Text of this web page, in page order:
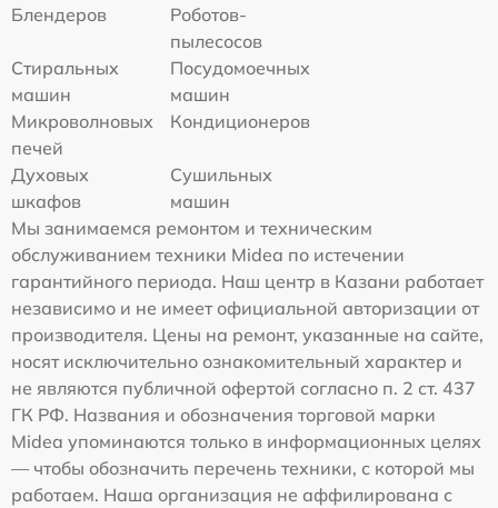
Блендеров
Роботов-
пылесосов
Стиральных
машин
Посудомоечных
машин
Микроволновых
печей
Кондиционеров
Духовых
шкафов
Сушильных
машин
Мы занимаемся ремонтом и техническим
обслуживанием техники Midea по истечении
гарантийного периода. Наш центр в Казани работает
независимо и не имеет официальной авторизации от
производителя. Цены на ремонт, указанные на сайте,
носят исключительно ознакомительный характер и
не являются публичной офертой согласно п. 2 ст. 437
ГК РФ. Названия и обозначения торговой марки
Midea упоминаются только в информационных целях
— чтобы обозначить перечень техники, с которой мы
работаем. Наша организация не аффилирована с